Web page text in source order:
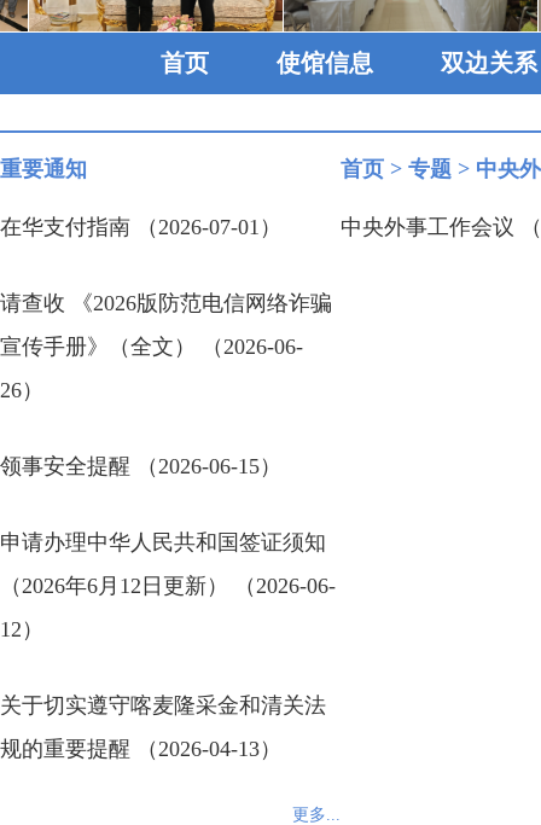
首页 使馆信息 双边关系
重要通知
在华支付指南 （2026-07-01）
请查收 《2026版防范电信网络诈骗
宣传手册》（全文） （2026-06-
26）
领事安全提醒 （2026-06-15）
申请办理中华人民共和国签证须知
（2026年6月12日更新） （2026-06-
12）
关于切实遵守喀麦隆采金和清关法
规的重要提醒 （2026-04-13）
更多...
首页 > 专题 > 中央
中央外事工作会议